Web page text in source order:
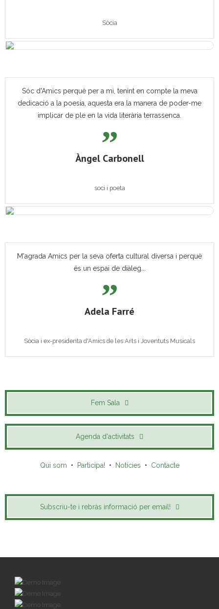
Sòcia
Sóc d'Amics perquè per a mi, tenint en compte la meva
dedicació a la poesia, aquesta era la manera de poder-me
implicar de ple en la vida literària terrassenca.
Àngel Carbonell
soci i poeta
M'agrada Amics per la seva oferta cultural diversa i perquè
és un espai de diàleg...
Adela Farré
Sòcia i ex-presidenta d'Amics de les Arts i Joventuts Musicals
Fem Sala
Agenda d'activitats
Qui som • Participa! • Notícies • Contacte
Subscriu-te i rebràs informació per email!